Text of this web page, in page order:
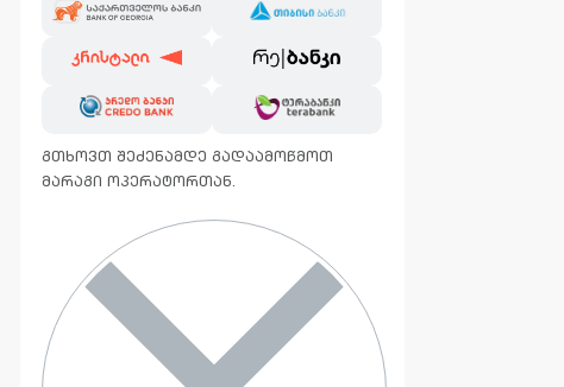
გთხოვთ შეძენამდე გადაამოწმოთ
მარაგი ოპერატორთან.